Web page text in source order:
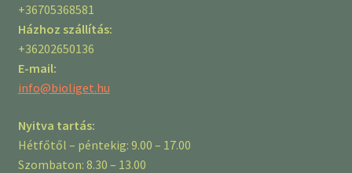
+36705368581
Házhoz szállítás:
+36202650136
E-mail:
info@bioliget.hu
Nyitva tartás:
Hétfőtől – péntekig: 9.00 – 17.00
Szombaton: 8.30 – 13.00